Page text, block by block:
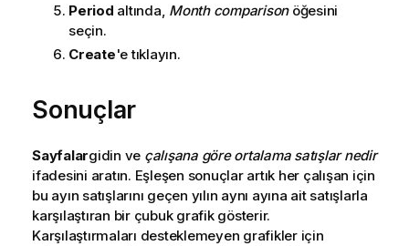
Period altında, Month comparisonöğesini
seçin.
Create'e tıklayın.
Sonuçlar
Sayfalargidin ve çalışana göre ortalama satışlar nedir
ifadesini aratın. Eşleşen sonuçlar artık her çalışan için
bu ayın satışlarını geçen yılın aynı ayına ait satışlarla
karşılaştıran bir çubuk grafik gösterir.
Karşılaştırmaları desteklemeyen grafikler için